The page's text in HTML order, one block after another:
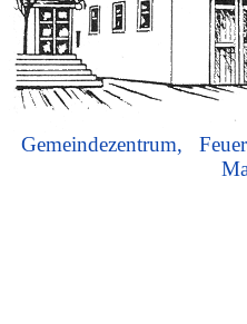
Gemeindezentrum,